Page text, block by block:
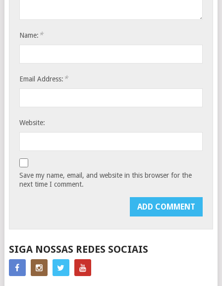
Name: *
Email Address: *
Website:
Save my name, email, and website in this browser for the
next time I comment.
SIGA NOSSAS REDES SOCIAIS